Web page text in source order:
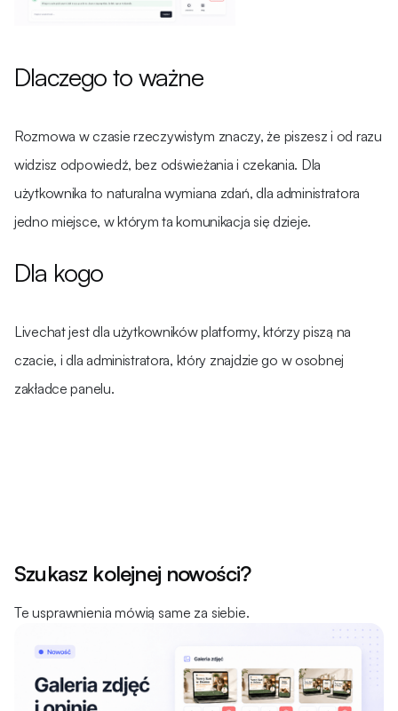
Dlaczego to ważne
Rozmowa w czasie rzeczywistym znaczy, że piszesz i od razu
widzisz odpowiedź, bez odświeżania i czekania. Dla
użytkownika to naturalna wymiana zdań, dla administratora
jedno miejsce, w którym ta komunikacja się dzieje.
Dla kogo
Livechat jest dla użytkowników platformy, którzy piszą na
czacie, i dla administratora, który znajdzie go w osobnej
zakładce panelu.
Szukasz kolejnej nowości?
Te usprawnienia mówią same za siebie.